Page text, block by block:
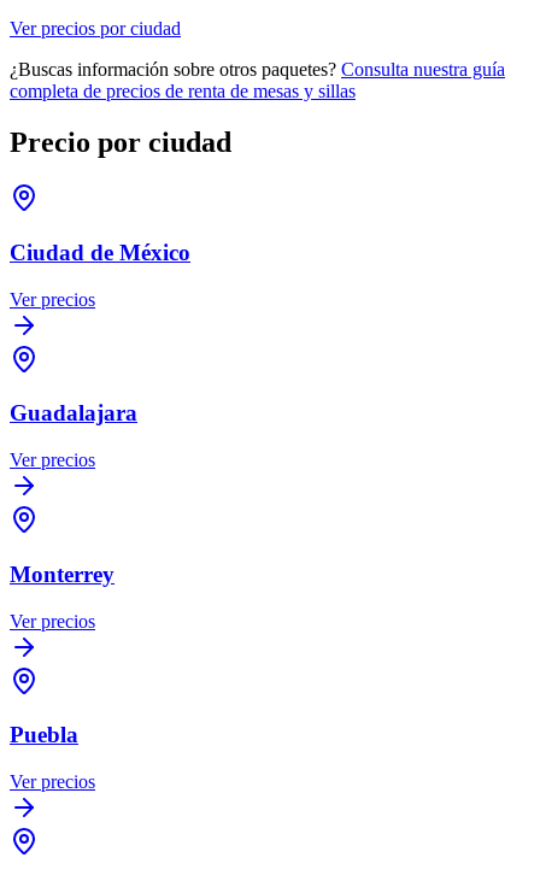
Ver precios por ciudad
¿Buscas información sobre otros paquetes? Consulta nuestra guía
completa de precios de renta de mesas y sillas
Precio por ciudad
Ciudad de México
Ver precios
Guadalajara
Ver precios
Monterrey
Ver precios
Puebla
Ver precios